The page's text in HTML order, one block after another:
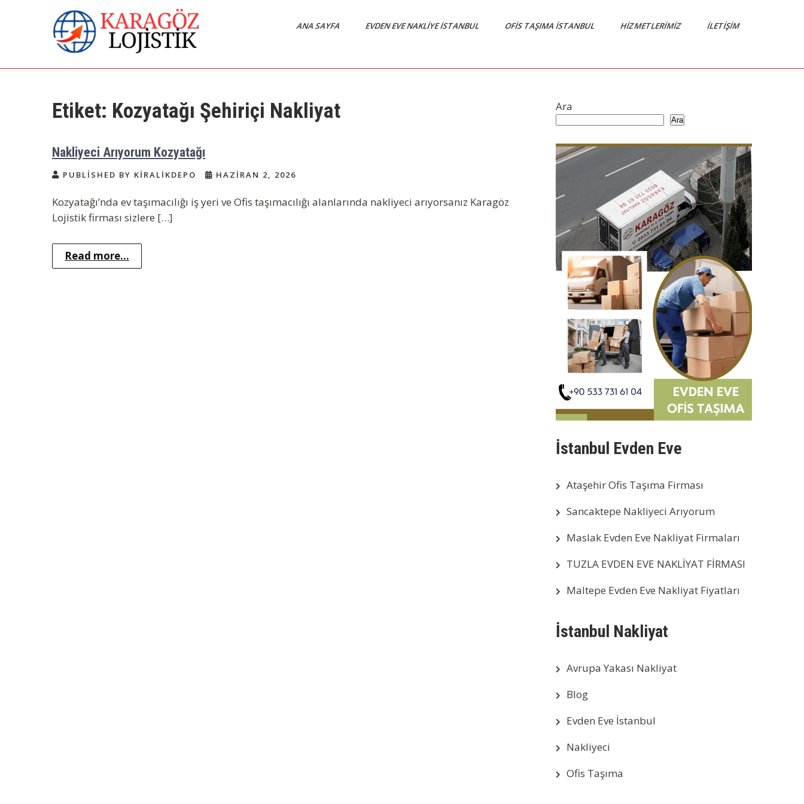
İstanbul Evden Eve
Nakliyat
Karagöz Lojistik Evden Eve – Ofis
ANA SAYFA EVDEN EVE NAKLIYE İSTANBUL OFIS TAŞIMA İSTANBUL HIZMETLERIMIZ İLETIŞIM
Etiket: Kozyatağı Şehiriçi Nakliyat
Nakliyeci Arıyorum Kozyatağı
PUBLISHED BY KIRALIKDEPO HAZIRAN 2, 2026
Kozyatağı’nda ev taşımacılığı iş yeri ve Ofis taşımacılığı alanlarında nakliyeci arıyorsanız Karagöz
Lojistik firması sizlere […]
Read more...
Ara
Ara
İstanbul Evden Eve
Ataşehir Ofis Taşıma Firması
Sancaktepe Nakliyeci Arıyorum
Maslak Evden Eve Nakliyat Firmaları
TUZLA EVDEN EVE NAKLİYAT FİRMASI
Maltepe Evden Eve Nakliyat Fiyatları
İstanbul Nakliyat
Avrupa Yakası Nakliyat
Blog
Evden Eve İstanbul
Nakliyeci
Ofis Taşıma